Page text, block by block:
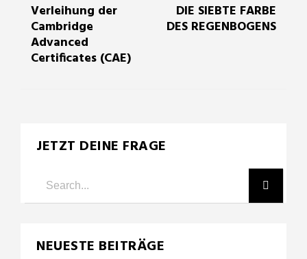
Verleihung der
Cambridge
Advanced
Certificates (CAE)
DIE SIEBTE FARBE
DES REGENBOGENS
JETZT DEINE FRAGE
NEUESTE BEITRÄGE